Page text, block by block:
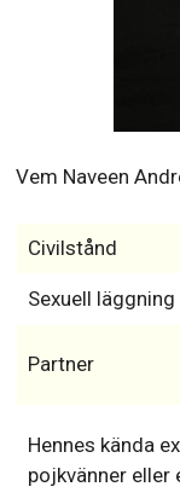
Vem Naveen
Civilstånd
Sexuell läggning
Partner
Hennes kända
pojkvänner eller